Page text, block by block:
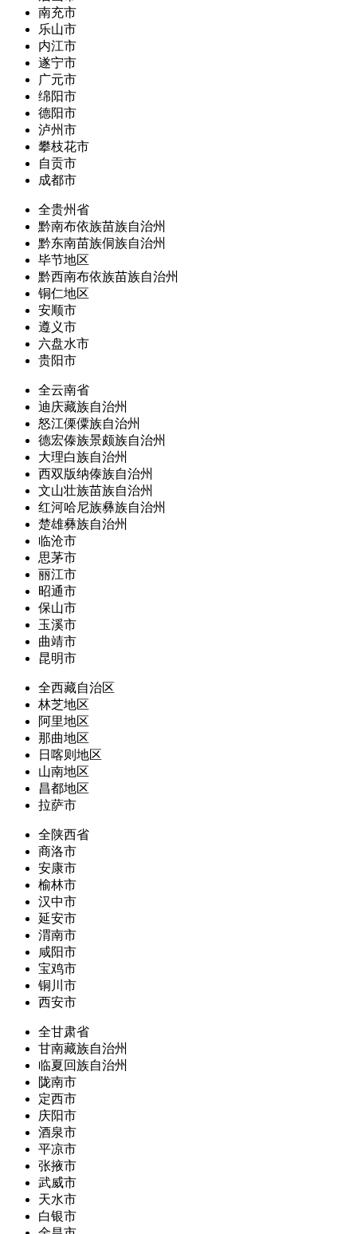
南充市
乐山市
内江市
遂宁市
广元市
绵阳市
德阳市
泸州市
攀枝花市
自贡市
成都市
全贵州省
黔南布依族苗族自治州
黔东南苗族侗族自治州
毕节地区
黔西南布依族苗族自治州
铜仁地区
安顺市
遵义市
六盘水市
贵阳市
全云南省
迪庆藏族自治州
怒江傈僳族自治州
德宏傣族景颇族自治州
大理白族自治州
西双版纳傣族自治州
文山壮族苗族自治州
红河哈尼族彝族自治州
楚雄彝族自治州
临沧市
思茅市
丽江市
昭通市
保山市
玉溪市
曲靖市
昆明市
全西藏自治区
林芝地区
阿里地区
那曲地区
日喀则地区
山南地区
昌都地区
拉萨市
全陕西省
商洛市
安康市
榆林市
汉中市
延安市
渭南市
咸阳市
宝鸡市
铜川市
西安市
全甘肃省
甘南藏族自治州
临夏回族自治州
陇南市
定西市
庆阳市
酒泉市
平凉市
张掖市
武威市
天水市
白银市